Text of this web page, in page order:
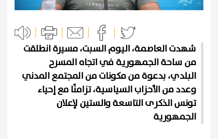
شهدت العاصمة، اليوم السبت، مسيرة انطلقت
من ساحة الجمهورية في اتجاه المسرح
البلدي، بدعوة من مكونات من المجتمع المدني
وعدد من الأحزاب السياسية، تزامنًا مع إحياء
تونس الذكرى التاسعة والستين لإعلان
الجمهورية